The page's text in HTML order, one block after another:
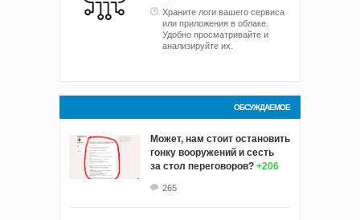
Храните логи вашего сервиса
или приложения в облаке.
Удобно просматривайте и
анализируйте их.
ОБСУЖДАЕМОЕ
Может, нам стоит остановить
гонку вооружений и сесть
за стол переговоров? +206
265